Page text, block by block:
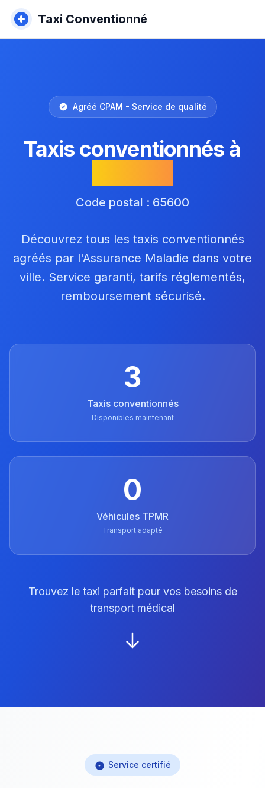
Taxi Conventionné
Agréé CPAM - Service de qualité
Taxis conventionnés à
Code postal : 65600
Découvrez tous les taxis conventionnés
agréés par l'Assurance Maladie dans votre
ville. Service garanti, tarifs réglementés,
remboursement sécurisé.
3
Taxis conventionnés
Disponibles maintenant
0
Véhicules TPMR
Transport adapté
Trouvez le taxi parfait pour vos besoins de
transport médical
Service certifié